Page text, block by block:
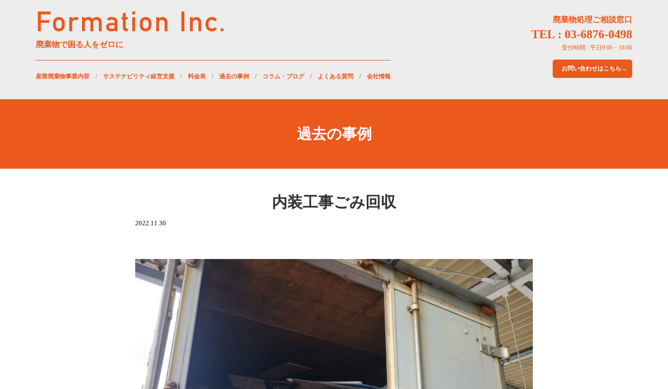
廃棄物で困る人をゼロに
産業廃棄物事業内容 / サステナビリティ経営支援 / 料金表 / 過去の事例 / コラム・ブログ/ よくある質問 / 会社情報
廃棄物処理ご相談窓口
TEL : 03-6876-0498
受付時間 : 平日9:00 ~ 18:00
お問い合わせはこちら→
過去の事例
内装工事ごみ回収
2022.11.30